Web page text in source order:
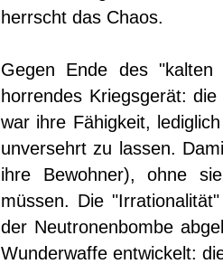
herrscht das Chaos.
Gegen Ende des
horrendes Kriegsgerät:
war ihre Fähigkeit,
unversehrt zu lassen.
ihre Bewohner), ohne
müssen. Die
der Neutronenbombe
Wunderwaffe entwickelt: